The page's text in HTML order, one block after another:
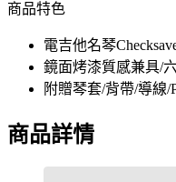
商品特色
電吉他名琴
鏡面烤漆質感兼具/
附贈琴套/背帶/導線/
商品詳情